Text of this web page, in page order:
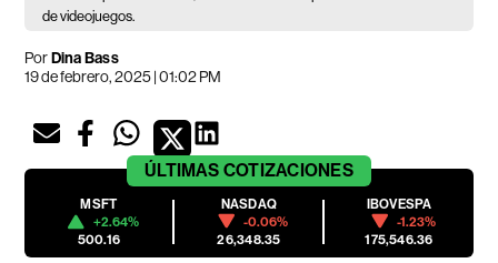
de videojuegos.
PorDina Bass
19 de febrero, 2025 | 01:02 PM
ÚLTIMAS COTIZACIONES
MSFT
+2.64%
500.16
NASDAQ
-0.06%
26,348.35
IBOVESPA
-1.23%
175,546.36